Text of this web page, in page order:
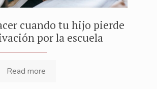
cuando tu hijo pierde
por la escuela
Read more